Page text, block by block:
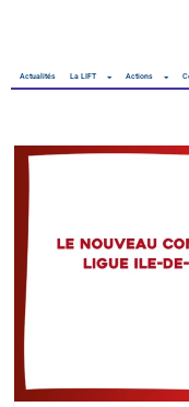
Actualités La LIFT Actions